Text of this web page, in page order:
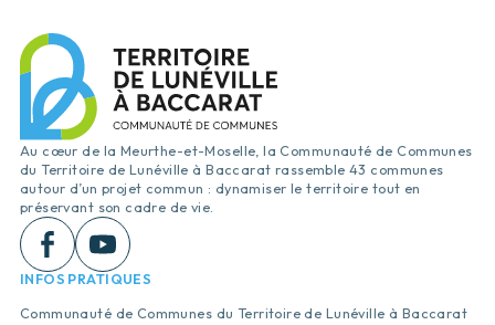
Au cœur de la Meurthe-et-Moselle, la Communauté de Communes
du Territoire de Lunéville à Baccarat rassemble 43 communes
autour d’un projet commun : dynamiser le territoire tout en
préservant son cadre de vie.
INFOS PRATIQUES
Communauté de Communes du Territoire de Lunéville à Baccarat